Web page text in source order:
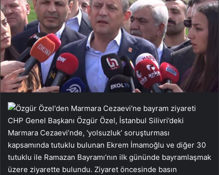
CHP Genel Başkanı Özgür Özel, İstanbul Silivri’deki
Marmara Cezaevi’nde, ‘yolsuzluk’ soruşturması
kapsamında tutuklu bulunan Ekrem İmamoğlu ve diğer 30
tutuklu ile Ramazan Bayramı’nın ilk gününde bayramlaşmak
üzere ziyarette bulundu. Ziyaret öncesinde basın